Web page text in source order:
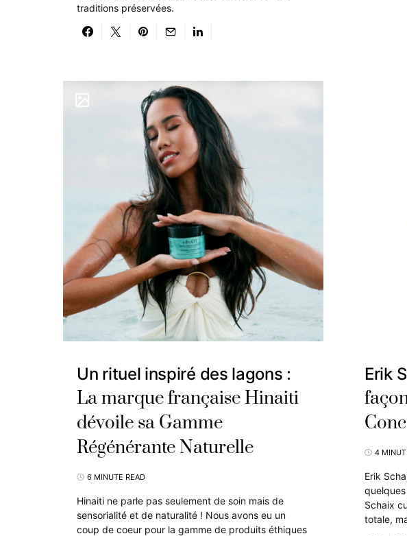
traditions préservées.
Un rituel inspiré des lagons :
La marque française Hinaiti
dévoile sa Gamme
Régénérante Naturelle
6 MINUTE READ
Hinaiti ne parle pas seulement de soin mais de
sensorialité et de naturalité ! Nous avons eu un
coup de coeur pour la gamme de produits éthiques
Erik
4
Erik
Schaix
totale,